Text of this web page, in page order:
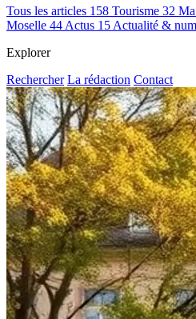
Tous les articles 158 Tourisme 32
Moselle 44 Actus 15 Actualité &
Explorer
Rechercher La rédaction Contact